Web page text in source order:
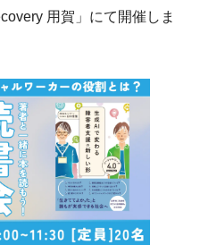
用賀」にて開催しま